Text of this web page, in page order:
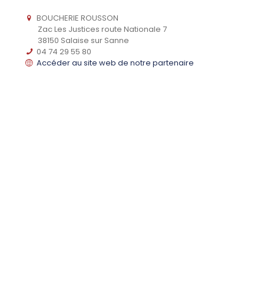
BOUCHERIE ROUSSON
Zac Les Justices route Nationale 7
38150 Salaise sur Sanne
04 74 29 55 80
Accéder au site web de notre partenaire